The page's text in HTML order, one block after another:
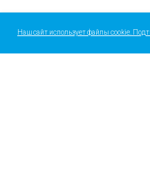
Наш сайт использует файлы cookie.